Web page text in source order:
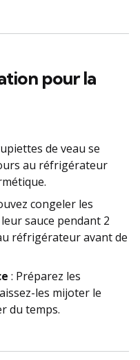
pour la
de veau se
au réfrigérateur
congeler les
sauce pendant 2
réfrigérateur avant de
: Préparez les
les mijoter le
du temps.